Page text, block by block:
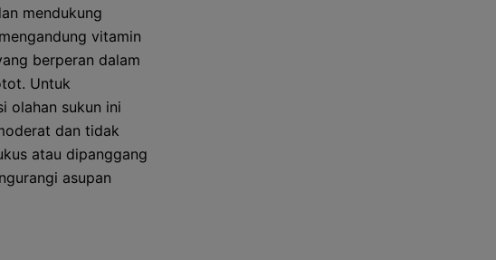
mendukung
vitamin
berperan dalam
Untuk
olahan sukun ini
dan tidak
atau dipanggang
asupan